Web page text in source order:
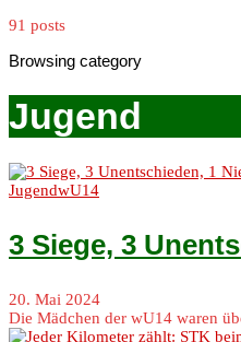
91 posts
Browsing category
Jugend
JugendwU14
3 Siege, 3
20. Mai 2024
Die Mädchen der wU14 waren